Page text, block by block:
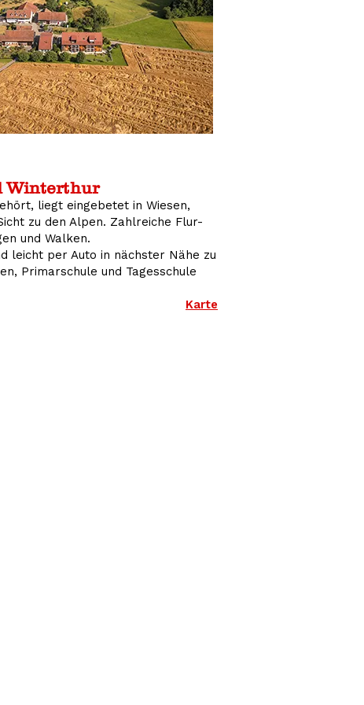
Winterthur
liegt eingebetet in Wiesen,
zu den Alpen. Zahlreiche Flur-
und Walken.
leicht per Auto in nächster Nähe zu
Primarschule und Tagesschule
Karte